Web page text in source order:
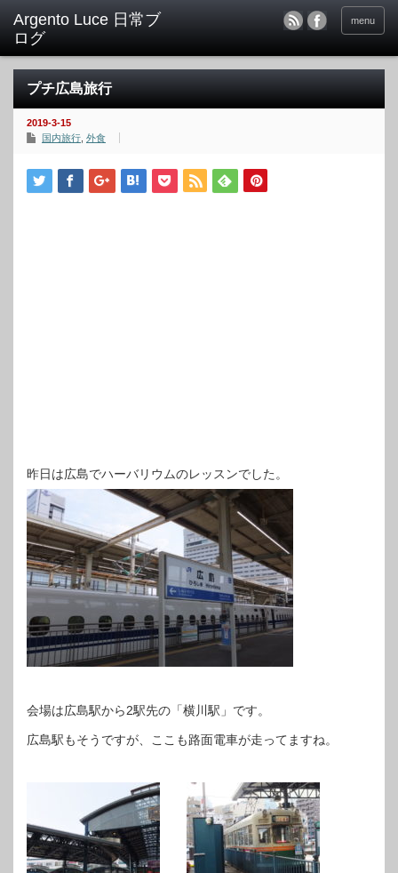
menu
プチ広島旅行
2019-3-15
国内旅行 外食
昨日は広島でハーバリウムのレッスンでした。
会場は広島駅から2駅先の「横川駅」です。
広島駅もそうですが、ここも路面電車が走ってますね。